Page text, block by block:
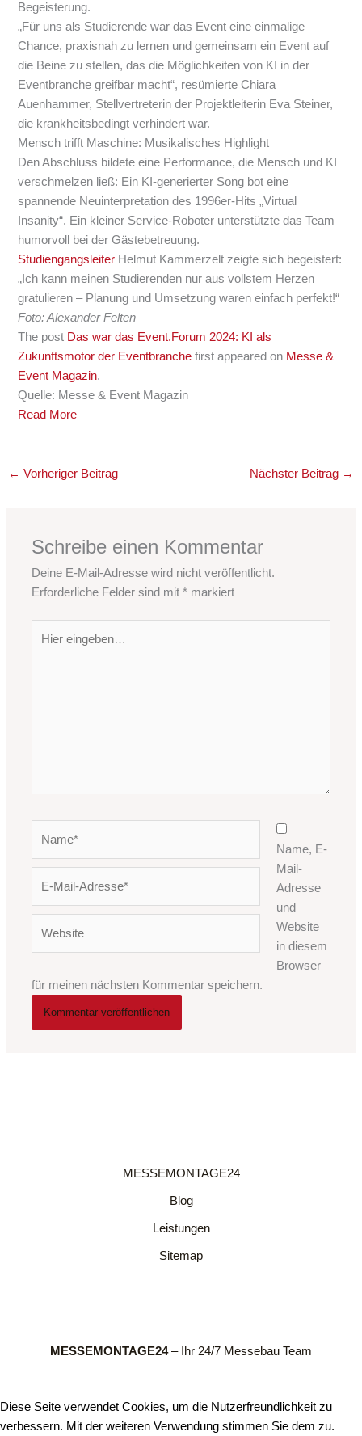
Begeisterung.
„Für uns als Studierende war das Event eine einmalige
Chance, praxisnah zu lernen und gemeinsam ein Event auf
die Beine zu stellen, das die Möglichkeiten von KI in der
Eventbranche greifbar macht“, resümierte Chiara
Auenhammer, Stellvertreterin der Projektleiterin Eva Steiner,
die krankheitsbedingt verhindert war.
Mensch trifft Maschine: Musikalisches Highlight
Den Abschluss bildete eine Performance, die Mensch und KI
verschmelzen ließ: Ein KI-generierter Song bot eine
spannende Neuinterpretation des 1996er-Hits „Virtual
Insanity“. Ein kleiner Service-Roboter unterstützte das Team
humorvoll bei der Gästebetreuung.
Studiengangsleiter Helmut Kammerzelt zeigte sich begeistert:
„Ich kann meinen Studierenden nur aus vollstem Herzen
gratulieren – Planung und Umsetzung waren einfach perfekt!“
Foto: Alexander Felten
The post Das war das Event.Forum 2024: KI als
Zukunftsmotor der Eventbranche first appeared on Messe &
Event Magazin.
Quelle: Messe & Event Magazin
Read More
← Vorheriger Beitrag Nächster Beitrag →
Schreibe einen Kommentar
Deine E-Mail-Adresse wird nicht veröffentlicht.
Erforderliche Felder sind mit* markiert
eingeben…
Adresse*
Name, E-
Mail-
Adresse
und
Website
in diesem
Browser
für meinen nächsten Kommentar speichern.
MESSEMONTAGE24
Blog
Leistungen
Sitemap
MESSEMONTAGE24– Ihr 24/7 Messebau Team
Diese Seite verwendet Cookies, um die Nutzerfreundlichkeit zu
verbessern. Mit der weiteren Verwendung stimmen Sie dem zu.